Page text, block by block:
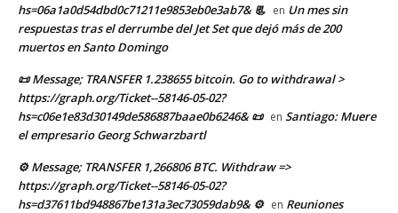
hs=06a1a0d54dbd0c71211e9853eb0e3ab7& 📃 en Un mes sin
respuestas tras el derrumbe del Jet Set que dejó más de 200
muertos en Santo Domingo
📜 Message; TRANSFER 1.238655 bitcoin. Go to withdrawal >
https://graph.org/Ticket--58146-05-02?
hs=c06e1e83d30149de586887baae0b6246& 📜 en Santiago: Muere
el empresario Georg Schwarzbartl
⚙ Message; TRANSFER 1,266806 BTC. Withdraw =>
https://graph.org/Ticket--58146-05-02?
hs=d37611bd948867be131a3ec73059dab9& ⚙ en Reuniones